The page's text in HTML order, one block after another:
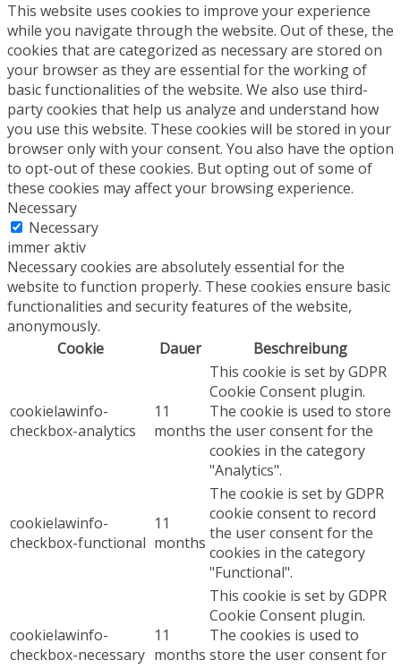
This website uses cookies to improve your experience
while you navigate through the website. Out of these, the
cookies that are categorized as necessary are stored on
your browser as they are essential for the working of
basic functionalities of the website. We also use third-
party cookies that help us analyze and understand how
you use this website. These cookies will be stored in your
browser only with your consent. You also have the option
to opt-out of these cookies. But opting out of some of
these cookies may affect your browsing experience.
Necessary
Necessary
immer aktiv
Necessary cookies are absolutely essential for the
website to function properly. These cookies ensure basic
functionalities and security features of the website,
anonymously.
Cookie
Dauer Beschreibung
cookielawinfo-
checkbox-analytics
11
months
This cookie is set by GDPR
Cookie Consent plugin.
The cookie is used to store
the user consent for the
cookies in the category
"Analytics".
cookielawinfo-
checkbox-functional
11
months
The cookie is set by GDPR
cookie consent to record
the user consent for the
cookies in the category
"Functional".
cookielawinfo-
checkbox-necessary
11
months
This cookie is set by GDPR
Cookie Consent plugin.
The cookies is used to
store the user consent for